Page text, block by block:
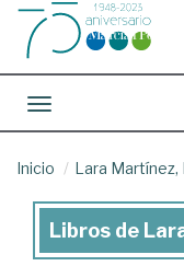
Toggle navigation
Inicio Lara Martínez,
Libros
Libros de